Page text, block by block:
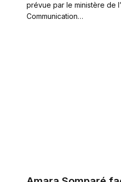
prévue par le ministère de
Communication…